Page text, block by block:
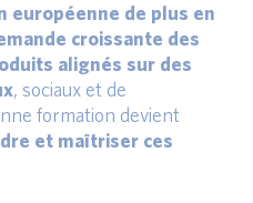
européenne de plus en
croissante des
alignés sur des
, sociaux et de
formation devient
et maîtriser ces